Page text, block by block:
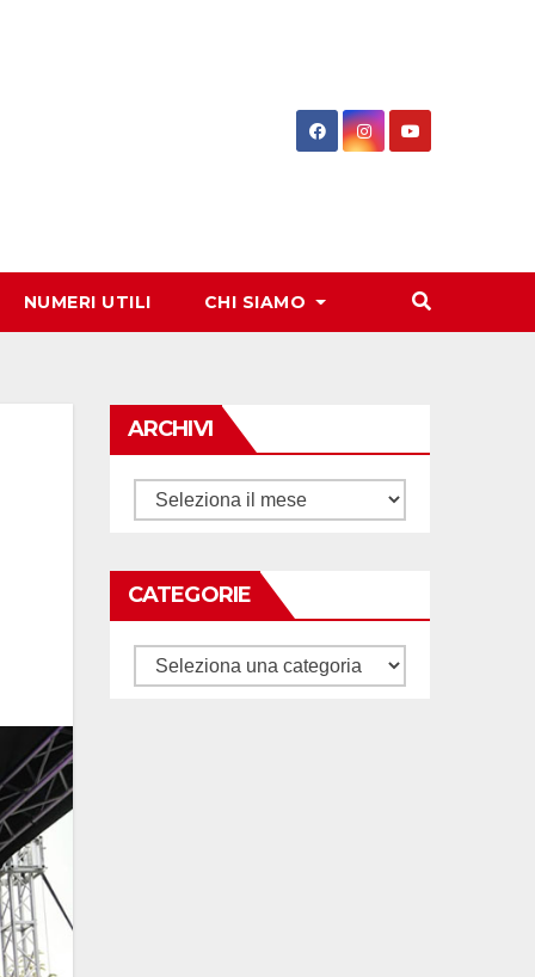
NUMERI UTILI CHI SIAMO
ARCHIVI
Archivi
CATEGORIE
Categorie